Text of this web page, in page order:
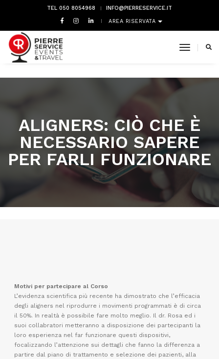
TEL 050 8054968 INFO@PIERRESERVICE.IT
AREA RISERVATA
toggle
ALIGNERS: CIÒ CHE È
NECESSARIO SAPERE
PER FARLI FUNZIONARE
Motivi per partecipare al Corso
L’evidenza scientifica più recente ha dimostrato che l’efficacia
degli aligners nel riprodurre i movimenti programmati è di circa
il 50%. In realtà è possibile fare molto meglio. Il dr. Rosa ed i
suoi collabratori metteranno a disposizione dei partecipanti la
loro esperienza nel far funzionare questi dispositivi,
focalizzando l’attenzione sui dettagli che fanno la differenza a
partire dal piano di trattamento e selezione dei pazienti, alla